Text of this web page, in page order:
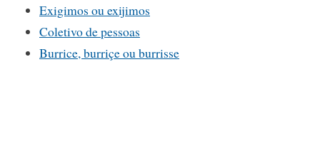
Exigimos ou exijimos
Coletivo de pessoas
Burrice, burriçe ou burrisse